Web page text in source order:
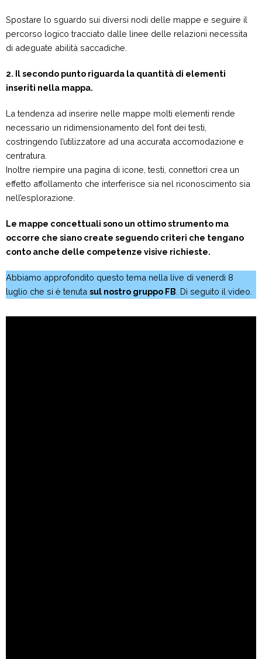
Spostare lo sguardo sui diversi nodi delle mappe e seguire il
percorso logico tracciato dalle linee delle relazioni necessita
di adeguate abilità saccadiche.
2. Il secondo punto riguarda la quantità di elementi
inseriti nella mappa.
La tendenza ad inserire nelle mappe molti elementi rende
necessario un ridimensionamento del font dei testi,
costringendo l’utilizzatore ad una accurata accomodazione e
centratura.
Inoltre riempire una pagina di icone, testi, connettori crea un
effetto affollamento che interferisce sia nel riconoscimento sia
nell’esplorazione.
Le mappe concettuali sono un ottimo strumento ma
occorre che siano create seguendo criteri che tengano
conto anche delle competenze visive richieste.
Abbiamo approfondito questo tema nella live di venerdì 8
luglio che si è tenuta sul nostro gruppo FB . Di seguito il video.